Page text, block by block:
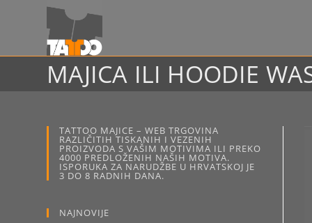
MAJICA ILI HOODIE
TATTOO MAJICE – WEB TRGOVINA
RAZLIČITIH TISKANIH I VEZENIH
PROIZVODA S VAŠIM MOTIVIMA ILI PREKO
4000 PREDLOŽENIH NAŠIH MOTIVA.
ISPORUKA ZA NARUDŽBE U HRVATSKOJ JE
3 DO 8 RADNIH DANA.
NAJNOVIJE